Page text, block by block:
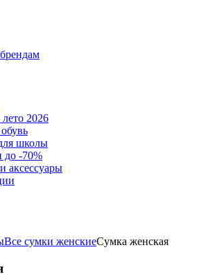
2026
школы
до -70%
аксессуары
Все сумки женскиеСумка женская